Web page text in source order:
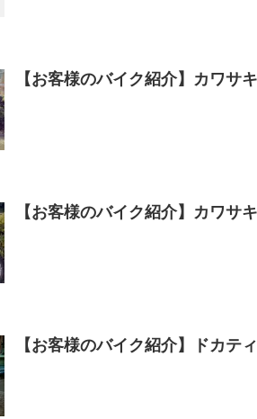
【お客様のバイク紹介】カワサ
【お客様のバイク紹介】カワサ
【お客様のバイク紹介】ドカテ